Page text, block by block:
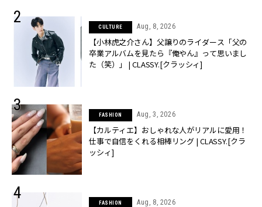
CULTURE Aug, 8, 2026
【小林虎之介さん】父譲りのライダース「父の
卒業アルバムを見たら『俺やん』って思いまし
た（笑）」 | CLASSY.[クラッシィ]
FASHION Aug, 3, 2026
【カルティエ】おしゃれな人がリアルに愛用！
仕事で自信をくれる相棒リング | CLASSY.[クラ
ッシィ]
FASHION Aug, 8, 2026